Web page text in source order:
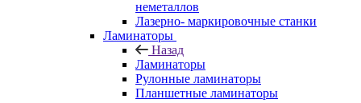
неметаллов
Лазерно- маркировочные станки
Ламинаторы
Назад
Ламинаторы
Рулонные ламинаторы
Планшетные ламинаторы